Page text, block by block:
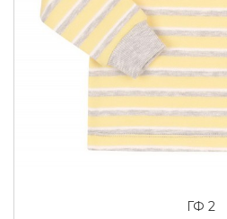
ГФ 2